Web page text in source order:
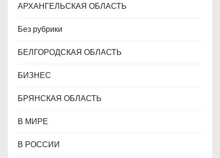
АРХАНГЕЛЬСКАЯ ОБЛАСТЬ
Без рубрики
БЕЛГОРОДСКАЯ ОБЛАСТЬ
БИЗНЕС
БРЯНСКАЯ ОБЛАСТЬ
В МИРЕ
В РОССИИ